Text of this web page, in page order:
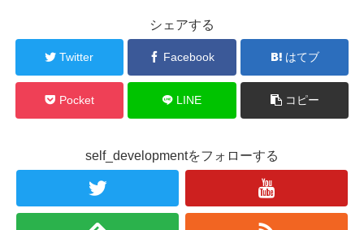
シェアする
Twitter Facebook はてブ
Pocket LINE コピー
self_developmentをフォローする